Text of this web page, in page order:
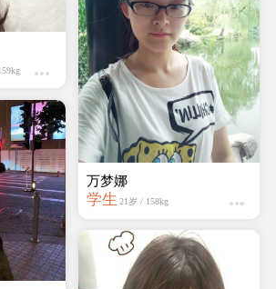
万梦娜
学生 21岁 / 158kg